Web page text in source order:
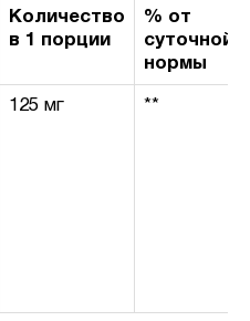
Количество
в 1 порции
% от
суточной
нормы
125 мг **